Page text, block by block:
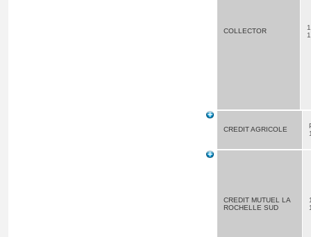
COLLECTOR
CREDIT AGRICOLE
CREDIT MUTUEL LA
ROCHELLE SUD